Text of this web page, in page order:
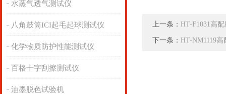
水蒸气透气测试仪
八角鼓筒ICI起毛起球测试仪
化学物质防护性能测试仪
百格十字刮擦测试仪
油墨脱色试验机
上一条： HT-F1031高
下一条： HT-NM1119